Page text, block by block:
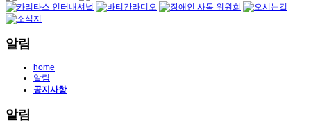
알림
home
알림
공지사항
알림